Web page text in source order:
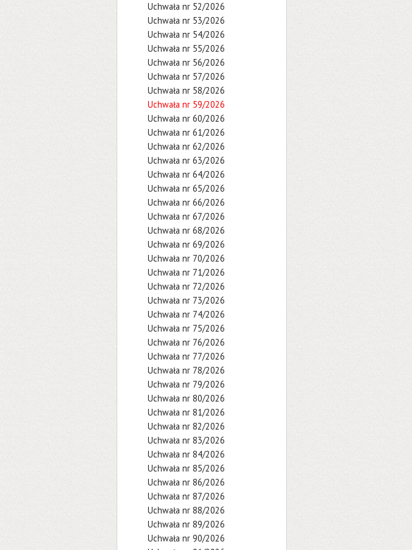
Uchwała nr 52/2026
Uchwała nr 53/2026
Uchwała nr 54/2026
Uchwała nr 55/2026
Uchwała nr 56/2026
Uchwała nr 57/2026
Uchwała nr 58/2026
Uchwała nr 59/2026
Uchwała nr 60/2026
Uchwała nr 61/2026
Uchwała nr 62/2026
Uchwała nr 63/2026
Uchwała nr 64/2026
Uchwała nr 65/2026
Uchwała nr 66/2026
Uchwała nr 67/2026
Uchwała nr 68/2026
Uchwała nr 69/2026
Uchwała nr 70/2026
Uchwała nr 71/2026
Uchwała nr 72/2026
Uchwała nr 73/2026
Uchwała nr 74/2026
Uchwała nr 75/2026
Uchwała nr 76/2026
Uchwała nr 77/2026
Uchwała nr 78/2026
Uchwała nr 79/2026
Uchwała nr 80/2026
Uchwała nr 81/2026
Uchwała nr 82/2026
Uchwała nr 83/2026
Uchwała nr 84/2026
Uchwała nr 85/2026
Uchwała nr 86/2026
Uchwała nr 87/2026
Uchwała nr 88/2026
Uchwała nr 89/2026
Uchwała nr 90/2026